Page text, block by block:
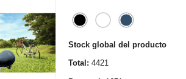
Stock global del producto
Total: 4421